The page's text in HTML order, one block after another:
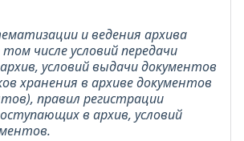
и ведения архива
числе условий передачи
условий выдачи документов
хранения в архиве документов
правил регистрации
в архив, условий